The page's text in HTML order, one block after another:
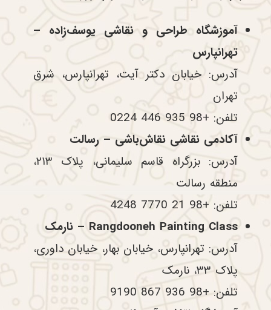
آموزشگاه طراحی و نقاشی یوسف‌زاده –
تهرانپارس
آدرس: خیابان دکتر آیت، تهرانپارس، شرق
تهران
تلفن: +98 935 446 0224
آکادمی نقاشی نقاش‌باشی – رسالت
آدرس: بزرگراه قاسم سلیمانی، پلاک ۲۱۳،
منطقه رسالت
تلفن: +98 21 7770 4248
Rangdooneh Painting Class – نارمک
آدرس: تهرانپارس، خیابان بهار، خیابان داوری،
پلاک ۳۳، نارمک
تلفن: +98 936 867 9190